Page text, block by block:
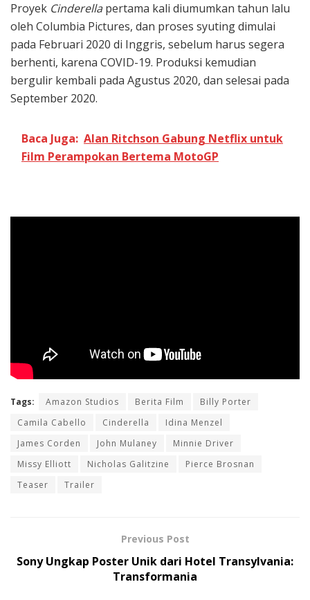
Proyek Cinderellapertama kali diumumkan tahun lalu
oleh Columbia Pictures, dan proses syuting dimulai
pada Februari 2020 di Inggris, sebelum harus segera
berhenti, karena COVID-19. Produksi kemudian
bergulir kembali pada Agustus 2020, dan selesai pada
September 2020.
Baca Juga: Alan Ritchson Gabung Netflix untuk
Film Perampokan Bertema MotoGP
Tags: Amazon Studios Berita Film
Billy Porter
Camila Cabello
Cinderella
Idina Menzel
James Corden
John Mulaney
Minnie Driver
Missy Elliott
Nicholas Galitzine
Pierce Brosnan
Teaser
Trailer
Previous Post
Sony Ungkap Poster Unik dari Hotel Transylvania:
Transformania